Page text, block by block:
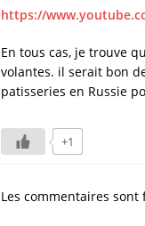
https://
En tous cas, je trouve
volantes. il serait bon
patisseries en Russie
+1
Les commentaires sont